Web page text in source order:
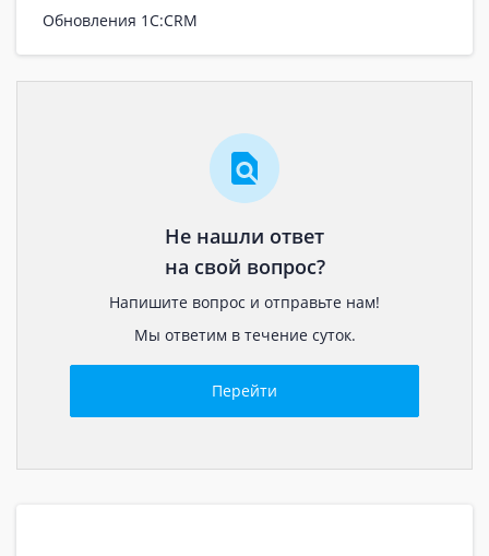
Обновления 1С:CRM
Не нашли ответ
на свой вопрос?
Напишите вопрос и отправьте нам!
Мы ответим в течение суток.
Перейти